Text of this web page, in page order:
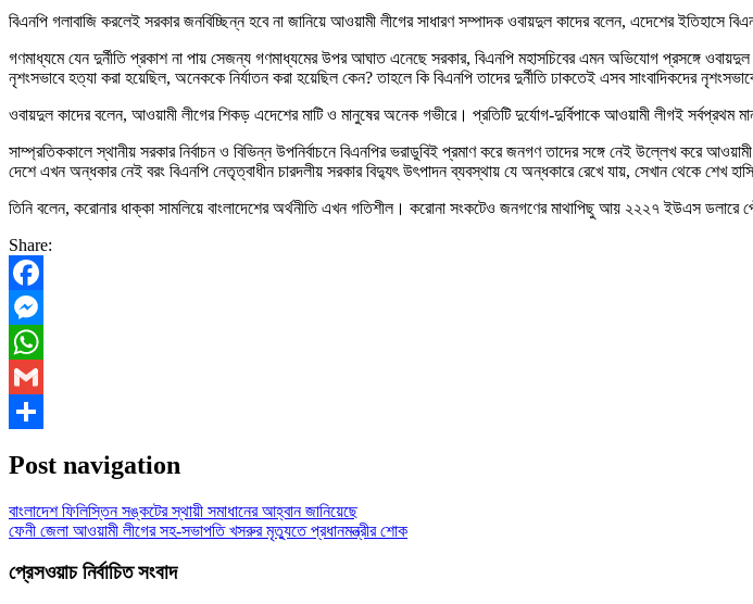
বিএনপি গলাবাজি করলেই সরকার জনবিচ্ছিন্ন হবে না জানিয়ে আওয়ামী লীগের সাধারণ সম্পাদক ওবায়দুল কাদের বলেন, এদেশের ইতিহাসে
গণমাধ্যমে যেন দুর্নীতি প্রকাশ না পায় সেজন্য গণমাধ্যমের উপর আঘাত এনেছে সরকার, বিএনপি মহাসচিবের এমন অভিযোগ প্রসঙ্গে
নৃশংসভাবে হত্যা করা হয়েছিল, অনেককে নির্যাতন করা হয়েছিল কেন? তাহলে কি বিএনপি তাদের দুর্নীতি ঢাকতেই এসব সাংবাদিকদের
ওবায়দুল কাদের বলেন, আওয়ামী লীগের শিকড় এদেশের মাটি ও মানুষের অনেক গভীরে। প্রতিটি দুর্যোগ-দুর্বিপাকে আওয়ামী লীগই সর্বপ্রথম
সাম্প্রতিককালে স্থানীয় সরকার নির্বাচন ও বিভিন্ন উপনির্বাচনে বিএনপির ভরাডুবিই প্রমাণ করে জনগণ তাদের সঙ্গে নেই উল্লেখ করে
দেশে এখন অন্ধকার নেই বরং বিএনপি নেতৃত্বাধীন চারদলীয় সরকার বিদ্যুৎ উৎপাদন ব্যবস্থায় যে অন্ধকারে রেখে যায়, সেখান থেকে শেখ
তিনি বলেন, করোনার ধাক্কা সামলিয়ে বাংলাদেশের অর্থনীতি এখন গতিশীল। করোনা সংকটেও জনগণের মাথাপিছু আয় ২২২৭ ইউএস ডলারে
Share:
Facebook
Messenger
WhatsApp
Gmail
Post navigation
বাংলাদেশ ফিলিস্তিন সঙ্কটের স্থায়ী সমাধানের আহ্বান জানিয়েছে
ফেনী জেলা আওয়ামী লীগের সহ-সভাপতি খসরুর মৃত্যুতে প্রধানমন্ত্রীর শোক
প্রেসওয়াচ নির্বাচিত সংবাদ